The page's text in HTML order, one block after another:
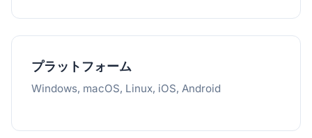
プラットフォーム
Windows, macOS, Linux, iOS, Android